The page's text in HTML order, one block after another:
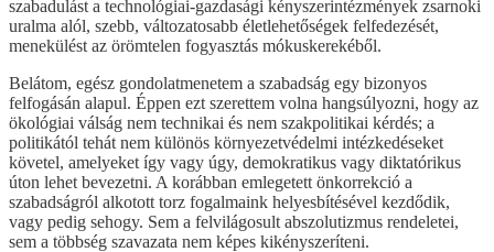
szabadulást a technológiai-gazdasági kényszerintézmények zsarnoki
uralma alól, szebb, változatosabb életlehetőségek felfedezését,
menekülést az örömtelen fogyasztás mókuskerekéből.
Belátom, egész gondolatmenetem a szabadság egy bizonyos
felfogásán alapul. Éppen ezt szerettem volna hangsúlyozni, hogy az
ökológiai válság nem technikai és nem szakpolitikai kérdés; a
politikától tehát nem különös környezetvédelmi intézkedéseket
követel, amelyeket így vagy úgy, demokratikus vagy diktatórikus
úton lehet bevezetni. A korábban emlegetett önkorrekció a
szabadságról alkotott torz fogalmaink helyesbítésével kezdődik,
vagy pedig sehogy. Sem a felvilágosult abszolutizmus rendeletei,
sem a többség szavazata nem képes kikényszeríteni.